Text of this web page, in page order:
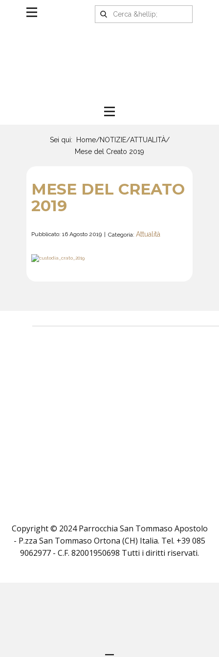
Sei qui: Home/NOTIZIE/ATTUALITÀ/
Mese del Creato 2019
MESE DEL CREATO
2019
Pubblicato: 16 Agosto 2019 Categoria: Attualità
Copyright © 2024 Parrocchia San Tommaso Apostolo
- P.zza San Tommaso Ortona (CH) Italia. Tel. +39 085
9062977 - C.F. 82001950698 Tutti i diritti riservati.